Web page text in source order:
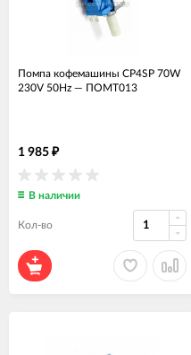
Помпа кофемашины CP4SP 70W
230V 50Hz — ПОМТ013
1 985 ₽
В наличии
Кол-во